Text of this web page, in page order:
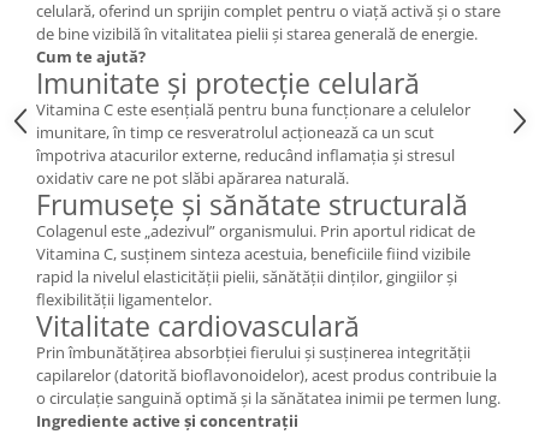
celulară, oferind un sprijin complet pentru o viață activă și o stare
de bine vizibilă în vitalitatea pielii și starea generală de energie.
Cum te ajută?
Imunitate și protecție celulară
Vitamina C este esențială pentru buna funcționare a celulelor
imunitare, în timp ce resveratrolul acționează ca un scut
împotriva atacurilor externe, reducând inflamația și stresul
oxidativ care ne pot slăbi apărarea naturală.
Frumusețe și sănătate structurală
Colagenul este „adezivul” organismului. Prin aportul ridicat de
Vitamina C, susținem sinteza acestuia, beneficiile fiind vizibile
rapid la nivelul elasticității pielii, sănătății dinților, gingiilor și
flexibilității ligamentelor.
Vitalitate cardiovasculară
Prin îmbunătățirea absorbției fierului și susținerea integrității
capilarelor (datorită bioflavonoidelor), acest produs contribuie la
o circulație sanguină optimă și la sănătatea inimii pe termen lung.
Ingrediente active și concentrații